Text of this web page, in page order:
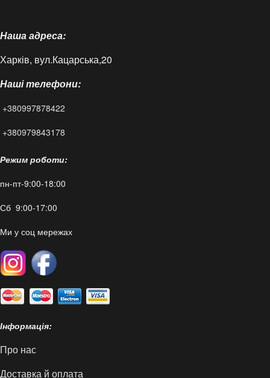
Доставка і оплата
Контакти
Статті
FAQ
Наша адреса:
Харків, вул.Кацарська,20
Наші телефони:
+380997878422
+380979843178
Режим роботи:
пн-пт-9:00-18:00
Сб 9:00-17:00
Ми у соц мережах
Інформація:
Про нас
Доставка й оплата